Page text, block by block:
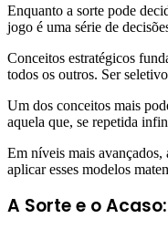
Enquanto a sorte pode
jogo é uma série de
Conceitos estratégicos
todos os outros. Ser
Um dos conceitos mais
aquela que, se repetida
Em níveis mais avançados,
aplicar esses modelos
A Sorte e o